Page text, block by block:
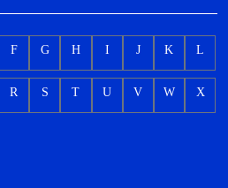
F G H I J K L
R S T U V W X